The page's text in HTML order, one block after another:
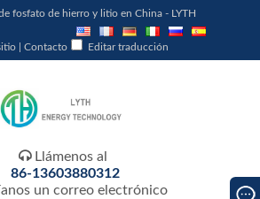
fosfato de hierro y litio en China - LYTH
Contacto Editar traducción
 Llámenos al
86-13603880312
un correo electrónico